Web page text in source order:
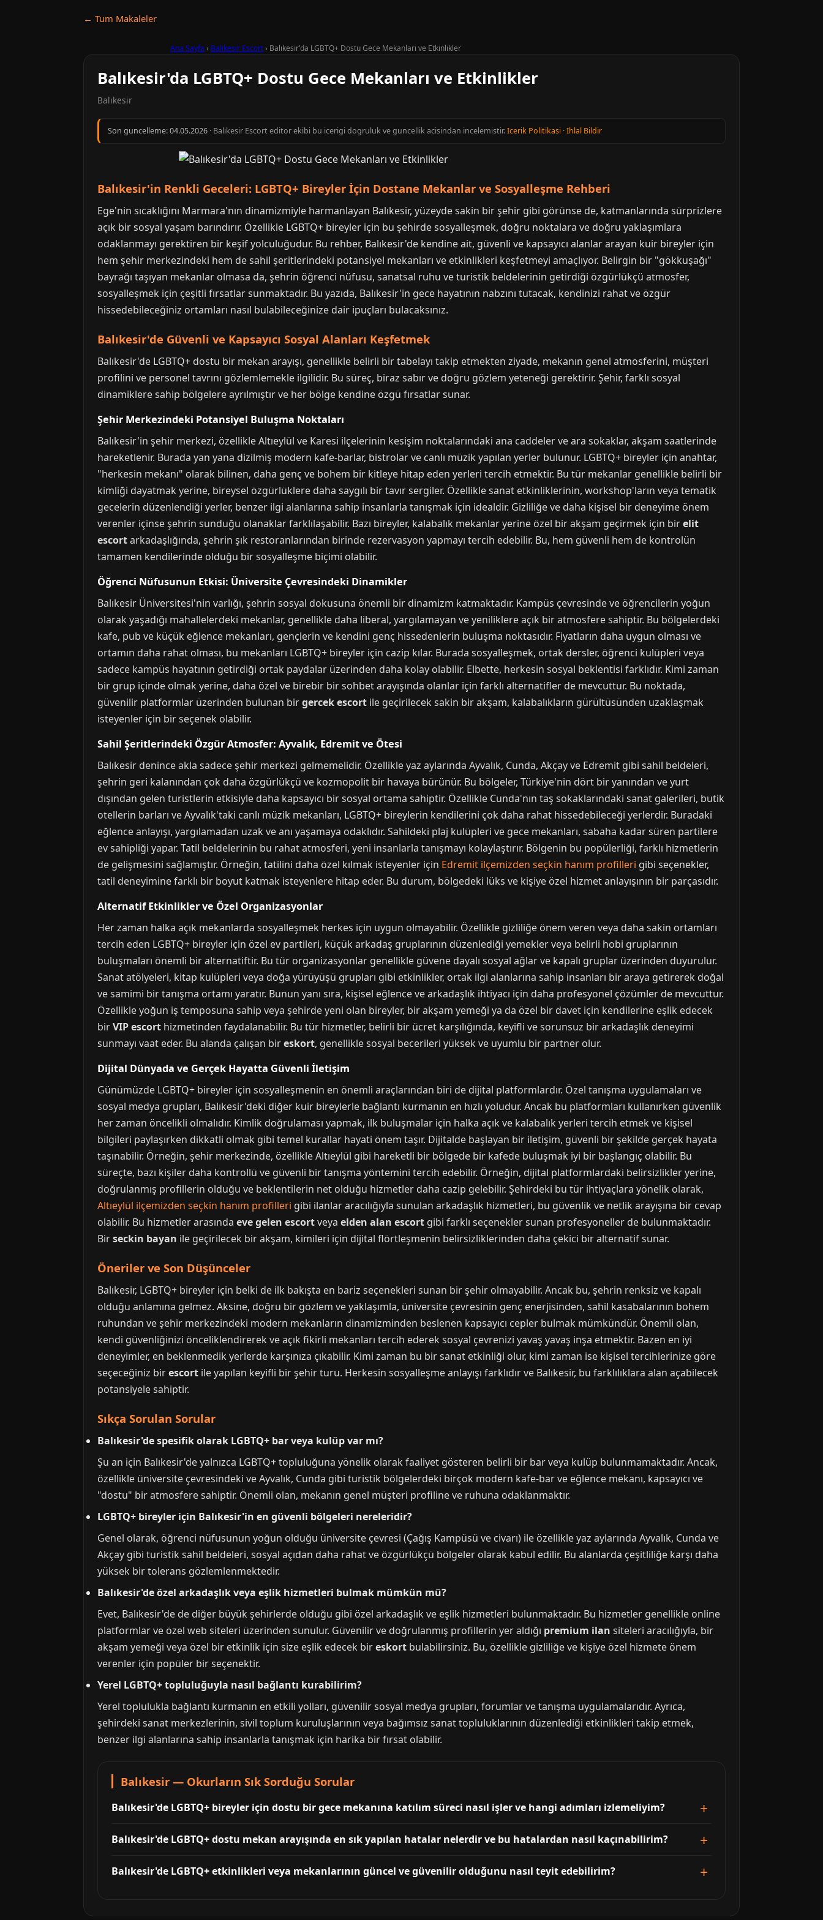
← Tum Makaleler
Ana Sayfa › Balıkesir Escort› Balıkesir'da LGBTQ+ Dostu Gece Mekanları ve Etkinlikler
Balıkesir'da LGBTQ+ Dostu Gece Mekanları ve Etkinlikler
Balıkesir
Son guncelleme:04.05.2026 · Balıkesir Escort editor ekibi bu icerigi dogruluk ve guncellik acisindan incelemistir.Icerik Politikasi ·Ihlal Bildir
Balıkesir'in Renkli Geceleri: LGBTQ+ Bireyler İçin Dostane Mekanlar ve Sosyalleşme Rehberi
Ege'nin sıcaklığını Marmara'nın dinamizmiyle harmanlayan Balıkesir, yüzeyde sakin bir şehir gibi görünse de, katmanlarında sürprizlere
açık bir sosyal yaşam barındırır. Özellikle LGBTQ+ bireyler için bu şehirde sosyalleşmek, doğru noktalara ve doğru yaklaşımlara
odaklanmayı gerektiren bir keşif yolculuğudur. Bu rehber, Balıkesir'de kendine ait, güvenli ve kapsayıcı alanlar arayan kuir bireyler için
hem şehir merkezindeki hem de sahil şeritlerindeki potansiyel mekanları ve etkinlikleri keşfetmeyi amaçlıyor. Belirgin bir "gökkuşağı"
bayrağı taşıyan mekanlar olmasa da, şehrin öğrenci nüfusu, sanatsal ruhu ve turistik beldelerinin getirdiği özgürlükçü atmosfer,
sosyalleşmek için çeşitli fırsatlar sunmaktadır. Bu yazıda, Balıkesir'in gece hayatının nabzını tutacak, kendinizi rahat ve özgür
hissedebileceğiniz ortamları nasıl bulabileceğinize dair ipuçları bulacaksınız.
Balıkesir'de Güvenli ve Kapsayıcı Sosyal Alanları Keşfetmek
Balıkesir'de LGBTQ+ dostu bir mekan arayışı, genellikle belirli bir tabelayı takip etmekten ziyade, mekanın genel atmosferini, müşteri
profilini ve personel tavrını gözlemlemekle ilgilidir. Bu süreç, biraz sabır ve doğru gözlem yeteneği gerektirir. Şehir, farklı sosyal
dinamiklere sahip bölgelere ayrılmıştır ve her bölge kendine özgü fırsatlar sunar.
Şehir Merkezindeki Potansiyel Buluşma Noktaları
Balıkesir'in şehir merkezi, özellikle Altıeylül ve Karesi ilçelerinin kesişim noktalarındaki ana caddeler ve ara sokaklar, akşam saatlerinde
hareketlenir. Burada yan yana dizilmiş modern kafe-barlar, bistrolar ve canlı müzik yapılan yerler bulunur. LGBTQ+ bireyler için anahtar,
"herkesin mekanı" olarak bilinen, daha genç ve bohem bir kitleye hitap eden yerleri tercih etmektir. Bu tür mekanlar genellikle belirli bir
kimliği dayatmak yerine, bireysel özgürlüklere daha saygılı bir tavır sergiler. Özellikle sanat etkinliklerinin, workshop'ların veya tematik
gecelerin düzenlendiği yerler, benzer ilgi alanlarına sahip insanlarla tanışmak için idealdir. Gizliliğe ve daha kişisel bir deneyime önem
verenler içinse şehrin sunduğu olanaklar farklılaşabilir. Bazı bireyler, kalabalık mekanlar yerine özel bir akşam geçirmek için birelit
escortarkadaşlığında, şehrin şık restoranlarından birinde rezervasyon yapmayı tercih edebilir. Bu, hem güvenli hem de kontrolün
tamamen kendilerinde olduğu bir sosyalleşme biçimi olabilir.
Öğrenci Nüfusunun Etkisi: Üniversite Çevresindeki Dinamikler
Balıkesir Üniversitesi'nin varlığı, şehrin sosyal dokusuna önemli bir dinamizm katmaktadır. Kampüs çevresinde ve öğrencilerin yoğun
olarak yaşadığı mahallelerdeki mekanlar, genellikle daha liberal, yargılamayan ve yeniliklere açık bir atmosfere sahiptir. Bu bölgelerdeki
kafe, pub ve küçük eğlence mekanları, gençlerin ve kendini genç hissedenlerin buluşma noktasıdır. Fiyatların daha uygun olması ve
ortamın daha rahat olması, bu mekanları LGBTQ+ bireyler için cazip kılar. Burada sosyalleşmek, ortak dersler, öğrenci kulüpleri veya
sadece kampüs hayatının getirdiği ortak paydalar üzerinden daha kolay olabilir. Elbette, herkesin sosyal beklentisi farklıdır. Kimi zaman
bir grup içinde olmak yerine, daha özel ve birebir bir sohbet arayışında olanlar için farklı alternatifler de mevcuttur. Bu noktada,
güvenilir platformlar üzerinden bulunan birgercek escort ile geçirilecek sakin bir akşam, kalabalıkların gürültüsünden uzaklaşmak
isteyenler için bir seçenek olabilir.
Sahil Şeritlerindeki Özgür Atmosfer: Ayvalık, Edremit ve Ötesi
Balıkesir denince akla sadece şehir merkezi gelmemelidir. Özellikle yaz aylarında Ayvalık, Cunda, Akçay ve Edremit gibi sahil beldeleri,
şehrin geri kalanından çok daha özgürlükçü ve kozmopolit bir havaya bürünür. Bu bölgeler, Türkiye'nin dört bir yanından ve yurt
dışından gelen turistlerin etkisiyle daha kapsayıcı bir sosyal ortama sahiptir. Özellikle Cunda'nın taş sokaklarındaki sanat galerileri, butik
otellerin barları ve Ayvalık'taki canlı müzik mekanları, LGBTQ+ bireylerin kendilerini çok daha rahat hissedebileceği yerlerdir. Buradaki
eğlence anlayışı, yargılamadan uzak ve anı yaşamaya odaklıdır. Sahildeki plaj kulüpleri ve gece mekanları, sabaha kadar süren partilere
ev sahipliği yapar. Tatil beldelerinin bu rahat atmosferi, yeni insanlarla tanışmayı kolaylaştırır. Bölgenin bu popülerliği, farklı hizmetlerin
de gelişmesini sağlamıştır. Örneğin, tatilini daha özel kılmak isteyenler için Edremit ilçemizden seçkin hanım profilleri gibi seçenekler,
tatil deneyimine farklı bir boyut katmak isteyenlere hitap eder. Bu durum, bölgedeki lüks ve kişiye özel hizmet anlayışının bir parçasıdır.
Alternatif Etkinlikler ve Özel Organizasyonlar
Her zaman halka açık mekanlarda sosyalleşmek herkes için uygun olmayabilir. Özellikle gizliliğe önem veren veya daha sakin ortamları
tercih eden LGBTQ+ bireyler için özel ev partileri, küçük arkadaş gruplarının düzenlediği yemekler veya belirli hobi gruplarının
buluşmaları önemli bir alternatiftir. Bu tür organizasyonlar genellikle güvene dayalı sosyal ağlar ve kapalı gruplar üzerinden duyurulur.
Sanat atölyeleri, kitap kulüpleri veya doğa yürüyüşü grupları gibi etkinlikler, ortak ilgi alanlarına sahip insanları bir araya getirerek doğal
ve samimi bir tanışma ortamı yaratır. Bunun yanı sıra, kişisel eğlence ve arkadaşlık ihtiyacı için daha profesyonel çözümler de mevcuttur.
Özellikle yoğun iş temposuna sahip veya şehirde yeni olan bireyler, bir akşam yemeği ya da özel bir davet için kendilerine eşlik edecek
birVIP escort hizmetinden faydalanabilir. Bu tür hizmetler, belirli bir ücret karşılığında, keyifli ve sorunsuz bir arkadaşlık deneyimi
sunmayı vaat eder. Bu alanda çalışan bireskort, genellikle sosyal becerileri yüksek ve uyumlu bir partner olur.
Dijital Dünyada ve Gerçek Hayatta Güvenli İletişim
Günümüzde LGBTQ+ bireyler için sosyalleşmenin en önemli araçlarından biri de dijital platformlardır. Özel tanışma uygulamaları ve
sosyal medya grupları, Balıkesir'deki diğer kuir bireylerle bağlantı kurmanın en hızlı yoludur. Ancak bu platformları kullanırken güvenlik
her zaman öncelikli olmalıdır. Kimlik doğrulaması yapmak, ilk buluşmalar için halka açık ve kalabalık yerleri tercih etmek ve kişisel
bilgileri paylaşırken dikkatli olmak gibi temel kurallar hayati önem taşır. Dijitalde başlayan bir iletişim, güvenli bir şekilde gerçek hayata
taşınabilir. Örneğin, şehir merkezinde, özellikle Altıeylül gibi hareketli bir bölgede bir kafede buluşmak iyi bir başlangıç olabilir. Bu
süreçte, bazı kişiler daha kontrollü ve güvenli bir tanışma yöntemini tercih edebilir. Örneğin, dijital platformlardaki belirsizlikler yerine,
doğrulanmış profillerin olduğu ve beklentilerin net olduğu hizmetler daha cazip gelebilir. Şehirdeki bu tür ihtiyaçlara yönelik olarak,
Altıeylül ilçemizden seçkin hanım profilleri gibi ilanlar aracılığıyla sunulan arkadaşlık hizmetleri, bu güvenlik ve netlik arayışına bir cevap
olabilir. Bu hizmetler arasında eve gelen escortveya elden alan escort gibi farklı seçenekler sunan profesyoneller de bulunmaktadır.
Birseckin bayan ile geçirilecek bir akşam, kimileri için dijital flörtleşmenin belirsizliklerinden daha çekici bir alternatif sunar.
Öneriler ve Son Düşünceler
Balıkesir, LGBTQ+ bireyler için belki de ilk bakışta en bariz seçenekleri sunan bir şehir olmayabilir. Ancak bu, şehrin renksiz ve kapalı
olduğu anlamına gelmez. Aksine, doğru bir gözlem ve yaklaşımla, üniversite çevresinin genç enerjisinden, sahil kasabalarının bohem
ruhundan ve şehir merkezindeki modern mekanların dinamizminden beslenen kapsayıcı cepler bulmak mümkündür. Önemli olan,
kendi güvenliğinizi önceliklendirerek ve açık fikirli mekanları tercih ederek sosyal çevrenizi yavaş yavaş inşa etmektir. Bazen en iyi
deneyimler, en beklenmedik yerlerde karşınıza çıkabilir. Kimi zaman bu bir sanat etkinliği olur, kimi zaman ise kişisel tercihlerinize göre
seçeceğiniz birescort ile yapılan keyifli bir şehir turu. Herkesin sosyalleşme anlayışı farklıdır ve Balıkesir, bu farklılıklara alan açabilecek
potansiyele sahiptir.
Sıkça Sorulan Sorular
Balıkesir'de spesifik olarak LGBTQ+ bar veya kulüp var mı?
Şu an için Balıkesir'de yalnızca LGBTQ+ topluluğuna yönelik olarak faaliyet gösteren belirli bir bar veya kulüp bulunmamaktadır. Ancak,
özellikle üniversite çevresindeki ve Ayvalık, Cunda gibi turistik bölgelerdeki birçok modern kafe-bar ve eğlence mekanı, kapsayıcı ve
"dostu" bir atmosfere sahiptir. Önemli olan, mekanın genel müşteri profiline ve ruhuna odaklanmaktır.
LGBTQ+ bireyler için Balıkesir'in en güvenli bölgeleri nereleridir?
Genel olarak, öğrenci nüfusunun yoğun olduğu üniversite çevresi (Çağış Kampüsü ve civarı) ile özellikle yaz aylarında Ayvalık, Cunda ve
Akçay gibi turistik sahil beldeleri, sosyal açıdan daha rahat ve özgürlükçü bölgeler olarak kabul edilir. Bu alanlarda çeşitliliğe karşı daha
yüksek bir tolerans gözlemlenmektedir.
Balıkesir'de özel arkadaşlık veya eşlik hizmetleri bulmak mümkün mü?
Evet, Balıkesir'de de diğer büyük şehirlerde olduğu gibi özel arkadaşlık ve eşlik hizmetleri bulunmaktadır. Bu hizmetler genellikle online
platformlar ve özel web siteleri üzerinden sunulur. Güvenilir ve doğrulanmış profillerin yer aldığı premium ilan siteleri aracılığıyla, bir
akşam yemeği veya özel bir etkinlik için size eşlik edecek bireskort bulabilirsiniz. Bu, özellikle gizliliğe ve kişiye özel hizmete önem
verenler için popüler bir seçenektir.
Yerel LGBTQ+ topluluğuyla nasıl bağlantı kurabilirim?
Yerel toplulukla bağlantı kurmanın en etkili yolları, güvenilir sosyal medya grupları, forumlar ve tanışma uygulamalarıdır. Ayrıca,
şehirdeki sanat merkezlerinin, sivil toplum kuruluşlarının veya bağımsız sanat topluluklarının düzenlediği etkinlikleri takip etmek,
benzer ilgi alanlarına sahip insanlarla tanışmak için harika bir fırsat olabilir.
Balıkesir — Okurların Sık Sorduğu Sorular
Balıkesir'de LGBTQ+ bireyler için dostu bir gece mekanına katılım süreci nasıl işler ve hangi adımları izlemeliyim?
Balıkesir'de LGBTQ+ dostu mekan arayışında en sık yapılan hatalar nelerdir ve bu hatalardan nasıl kaçınabilirim?
Balıkesir'de LGBTQ+ etkinlikleri veya mekanlarının güncel ve güvenilir olduğunu nasıl teyit edebilirim?